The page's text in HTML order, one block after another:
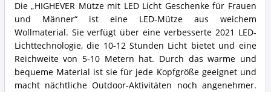
Die „HIGHEVER Mütze mit LED Licht Geschenke für Frauen
und Männer“ ist eine LED-Mütze aus weichem
Wollmaterial. Sie verfügt über eine verbesserte 2021 LED-
Lichttechnologie, die 10-12 Stunden Licht bietet und eine
Reichweite von 5-10 Metern hat. Durch das warme und
bequeme Material ist sie für jede Kopfgröße geeignet und
macht nächtliche Outdoor-Aktivitäten noch angenehmer.